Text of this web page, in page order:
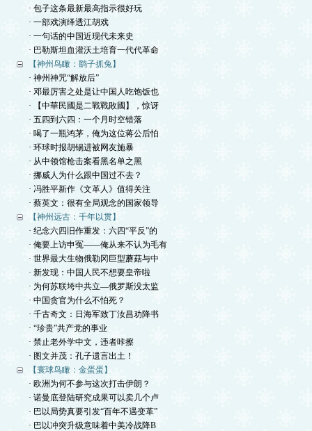
· 包子这条最新最高指示很好玩
· 一部戏演绎透江胡戏
· 一句话的中国近现代未来史
· 巴勒斯坦血灌沃土培育一代代革命
【神州鸟瞰：鹞子抓兔】
· 神州神咒“解放后”
· 邓最厉害之处是让中国人吃饱饭也
· 【中華民國是二戰戰敗國】，惊讶
· 五四到六四：一个月时空错落
· 喝了一瓶鸿茅，俺为这位蒋公后怕
· 环球时报胡锡进被网友施暴
· 从中领馆枪击案看黑名单之黑
· 挪威人为什么跟中国过不去？
· 冯胜平新作《文革人》值得关注
· 蔡英文：很有全局观念的国家领导
【神州远古：千年以贯】
· 纪念六四旧作重发：六四“平反”的
· 俺要上访申冤——俺从来不认为毛有
· 世界最大生物俄勒冈巨型蘑菇与中
· 新发现：中国人民不想要皇帝啦
· 为何苏联垮中共立—俄罗斯没太监
· 中国贪官为什么不怕死？
· 千古奇文：日海军致丁汝昌劝降书
· “珍贵”共产党的事业
· 禁止老外学中文，违者咔擦
· 图文并茂：孔子遗言出土！
【寰球鸟瞰：金蛋蛋】
· 欧洲为何不参与这次打击伊朗？
· 诺曼底登陆研究成果可以卖几个卢
· 巴以局势真要引发“百年不遇变革”
· 巴以冲突升级意味着中美冷战降B